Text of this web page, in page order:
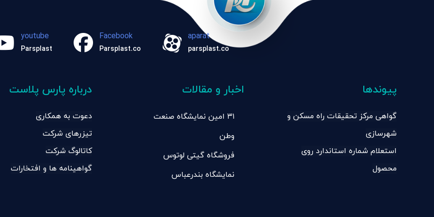
youtube
Parsplast
Facebook
Parsplast.co
aparat
parsplast.co
پیوندها
گواهی مرکز تحقیقات راه مسکن و
شهرسازی
استعلام شماره استاندارد روی
محصول
اخبار و مقالات
۳۱ امین نمایشگاه صنعت
ساختمان تبریز
وطن
فروشگاه گیتی لوتوس
نمایشگاه بندرعباس
درباره پارس پلاست
دعوت به همکاری
تیزرهای شرکت
کاتالوگ شرکت
گواهینامه ها و افتخارات